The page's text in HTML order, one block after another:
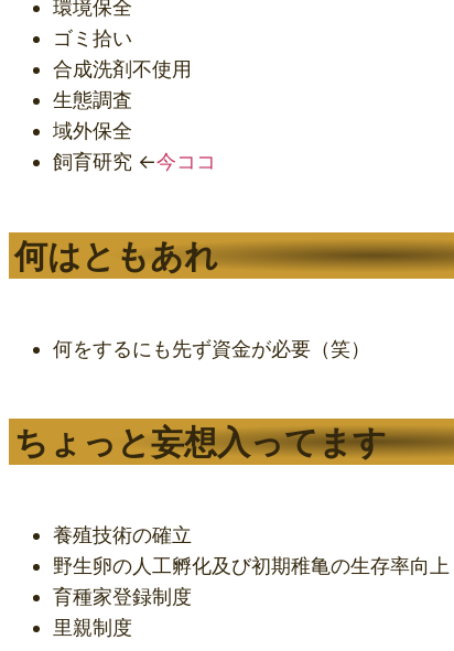
環境保全
ゴミ拾い
合成洗剤不使用
生態調査
域外保全
飼育研究 ←今ココ
何はともあれ
何をするにも先ず資金が必要（笑）
ちょっと妄想入ってます
養殖技術の確立
野生卵の人工孵化及び初期稚亀の生存率向上
育種家登録制度
里親制度